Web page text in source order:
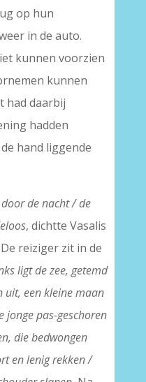
op hun
in de auto.
kunnen voorzien
kunnen
had daarbij
hadden
hand liggende
de nacht / de
, dichtte Vasalis
reiziger zit in de
ligt de zee, getemd
een kleine maan
pas-geschoren
die bedwongen
en lenig rekken /